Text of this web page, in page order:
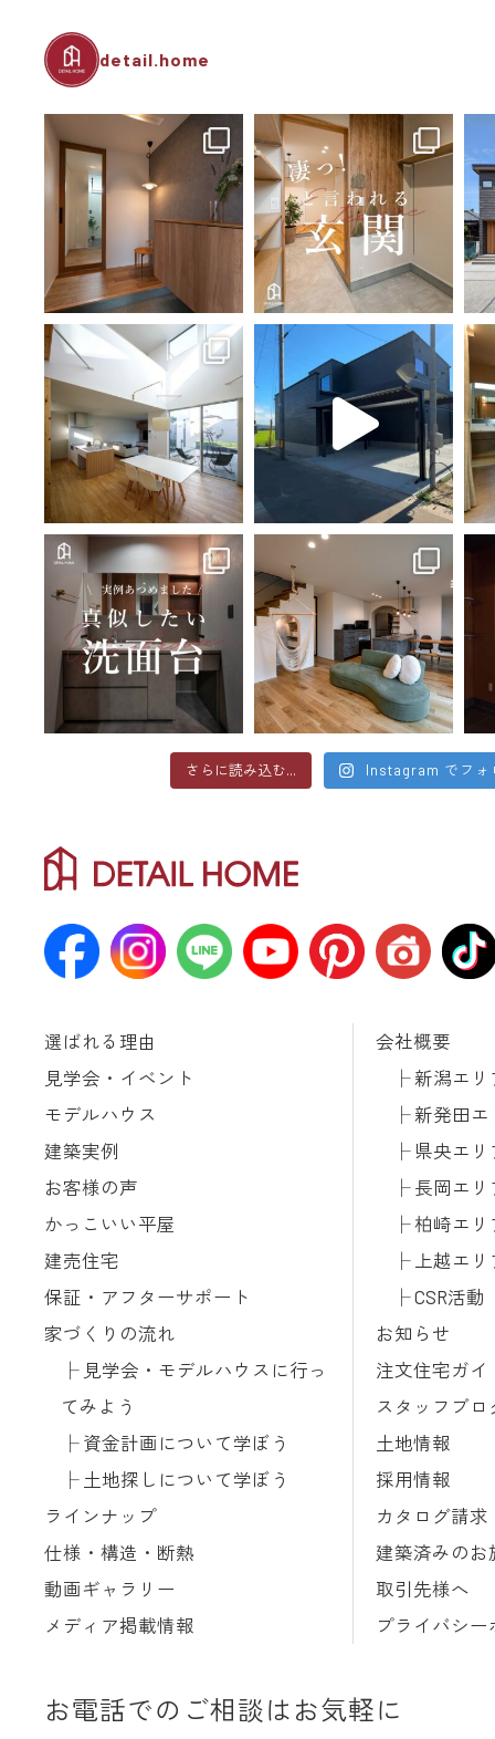
detail.home
さらに読み込む... Instagram でフォ
選ばれる理由
見学会・イベント
モデルハウス
建築実例
お客様の声
かっこいい平屋
建売住宅
保証・アフターサポート
家づくりの流れ
見学会・モデルハウスに行っ
てみよう
資金計画について学ぼう
土地探しについて学ぼう
ラインナップ
仕様・構造・断熱
動画ギャラリー
メディア掲載情報
会社概要
新潟エリ
新発田エ
県央エリ
長岡エリ
柏崎エリ
上越エリ
CSR活動
お知らせ
注文住宅ガイ
スタッフブロ
土地情報
採用情報
カタログ請求
建築済みのお
取引先様へ
プライバシー
お電話でのご相談はお気軽に